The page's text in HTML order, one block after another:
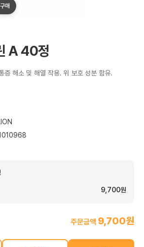
매
A 40정
증 해소 및 해열 작용. 위 보호 성분 함유.
9,700원
주문금액 9,700원